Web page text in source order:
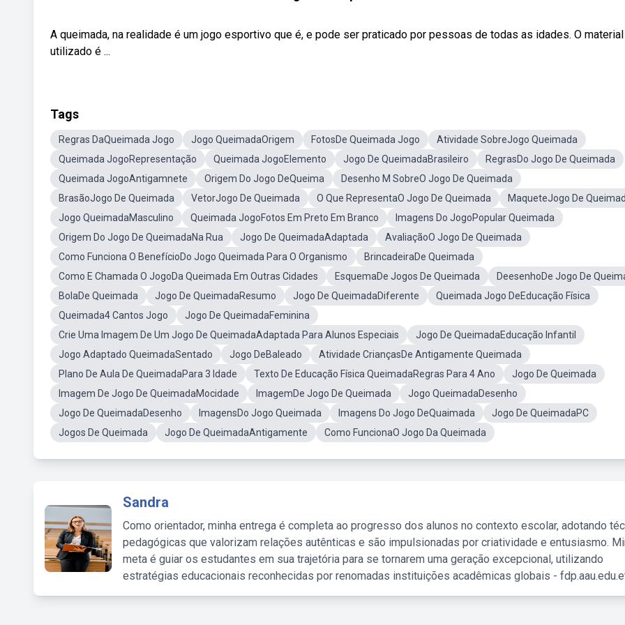
A queimada, na realidade é um jogo esportivo que é, e pode ser praticado por pessoas de todas as idades. O material
utilizado é ...
Tags
Regras DaQueimada Jogo Jogo QueimadaOrigem FotosDe Queimada Jogo
Atividade SobreJogo Queimada
Queimada JogoRepresentação
Queimada JogoElemento Jogo De QueimadaBrasileiro
RegrasDo Jogo De Queimada
Queimada JogoAntigamnete
Origem Do Jogo DeQueima
Desenho M SobreO Jogo De Queimada
BrasãoJogo De Queimada
VetorJogo De Queimada O Que RepresentaO Jogo De Queimada
MaqueteJogo De
Jogo QueimadaMasculino
Queimada JogoFotos Em Preto Em Branco
Imagens Do JogoPopular Queimada
Origem Do Jogo De QueimadaNa Rua
Jogo De QueimadaAdaptada
AvaliaçãoO Jogo De Queimada
Como Funciona O BenefícioDo Jogo Queimada Para O Organismo
BrincadeiraDe Queimada
Como E Chamada O JogoDa Queimada Em Outras Cidades
EsquemaDe Jogos De Queimada
DeesenhoDe Jogo De
BolaDe Queimada
Jogo De QueimadaResumo Jogo De QueimadaDiferente
Queimada Jogo DeEducação Física
Queimada4 Cantos Jogo
Jogo De QueimadaFeminina
Crie Uma Imagem De Um Jogo De QueimadaAdaptada Para Alunos Especiais
Jogo De QueimadaEducação Infantil
Jogo Adaptado QueimadaSentado
Jogo DeBaleado
Atividade CriançasDe Antigamente Queimada
Plano De Aula De QueimadaPara 3 Idade
Texto De Educação Física QueimadaRegras Para 4 Ano
Jogo De Queimada
Imagem De Jogo De QueimadaMocidade
ImagemDe Jogo De Queimada
Jogo QueimadaDesenho
Jogo De QueimadaDesenho
ImagensDo Jogo Queimada Imagens Do Jogo DeQuaimada
Jogo De QueimadaPC
Jogos De Queimada
Jogo De QueimadaAntigamente Como FuncionaO Jogo Da Queimada
Sandra
Como orientador, minha entrega é completa ao progresso dos alunos no contexto escolar, adotando
pedagógicas que valorizam relações autênticas e são impulsionadas por criatividade e entusiasmo.
meta é guiar os estudantes em sua trajetória para se tornarem uma geração excepcional, utilizando
estratégias educacionais reconhecidas por renomadas instituições acadêmicas globais -